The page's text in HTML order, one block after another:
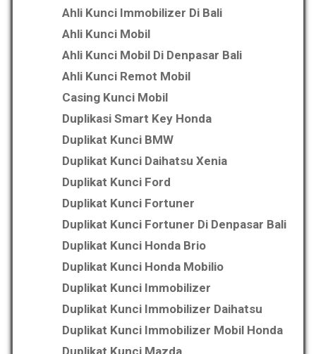
Ahli Kunci Immobilizer Di Bali
Ahli Kunci Mobil
Ahli Kunci Mobil Di Denpasar Bali
Ahli Kunci Remot Mobil
Casing Kunci Mobil
Duplikasi Smart Key Honda
Duplikat Kunci BMW
Duplikat Kunci Daihatsu Xenia
Duplikat Kunci Ford
Duplikat Kunci Fortuner
Duplikat Kunci Fortuner Di Denpasar Bali
Duplikat Kunci Honda Brio
Duplikat Kunci Honda Mobilio
Duplikat Kunci Immobilizer
Duplikat Kunci Immobilizer Daihatsu
Duplikat Kunci Immobilizer Mobil Honda